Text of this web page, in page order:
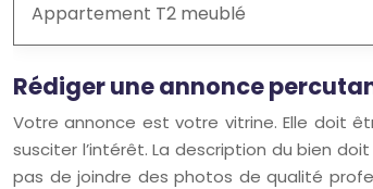
Appartement T2 meublé
Rédiger une annonce
Votre annonce est votre vitrine. Elle doit
susciter l’intérêt. La description du bien
pas de joindre des photos de qualité